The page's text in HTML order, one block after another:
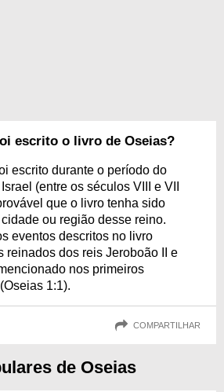
escrito o livro de Oseias?
escrito durante o período do
(entre os séculos VIII e VII
que o livro tenha sido
ou região desse reino.
eventos descritos no livro
reinados dos reis Jeroboão II e
nos primeiros
1:1).
COMPARTILHAR
de Oseias